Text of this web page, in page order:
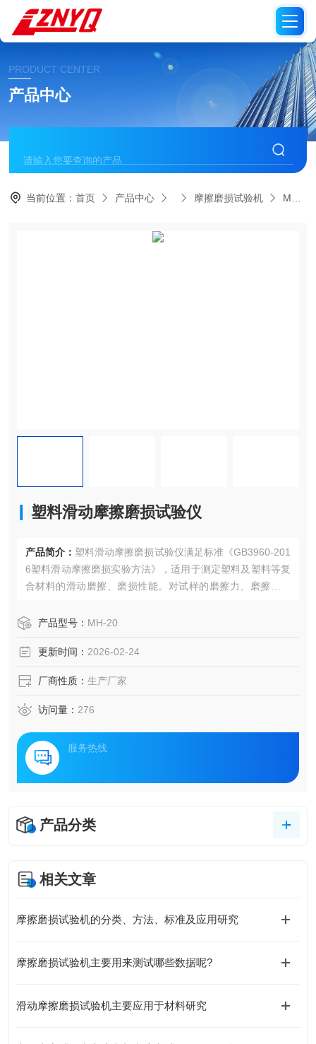
PRODUCT CENTER
产品中心
当前位置：首页 产品中心 摩擦磨损试验机 MH-20塑料滑动摩擦磨损试验仪
塑料滑动摩擦磨损试验仪
产品简介： 塑料滑动摩擦磨损试验仪满足标准《GB3960-201
6塑料滑动摩擦磨损实验方法》，适用于测定塑料及塑料等复
合材料的滑动磨擦、磨损性能。对试样的磨擦力、磨擦系数
产品型号： MH-20
更新时间： 2026-02-24
厂商性质： 生产厂家
访问量： 276
服务热线
产品分类
相关文章
摩擦磨损试验机的分类、方法、标准及应用研究
摩擦磨损试验机主要用来测试哪些数据呢?
滑动摩擦磨损试验机主要应用于材料研究